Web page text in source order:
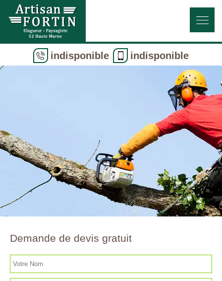
indisponible indisponible
Demande de devis gratuit